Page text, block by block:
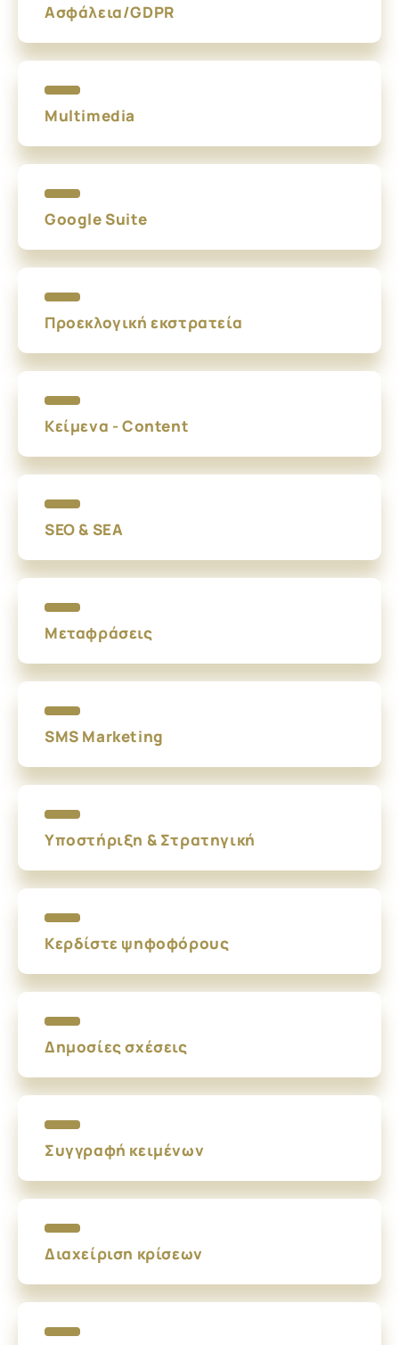
Ασφάλεια/GDPR
Multimedia
Google Suite
Προεκλογική εκστρατεία
Κείμενα - Content
SEO & SEA
Μεταφράσεις
SMS Marketing
Υποστήριξη & Στρατηγική
Κερδίστε ψηφοφόρους
Δημοσίες σχέσεις
Συγγραφή κειμένων
Διαχείριση κρίσεων